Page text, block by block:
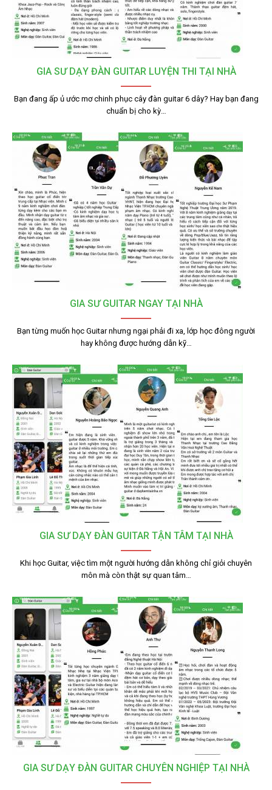
GIA SƯ DẠY ĐÀN GUITAR LUYỆN THI TẠI NHÀ
Bạn đang ấp ủ ước mơ chinh phục cây đàn guitar 6 dây? Hay bạn đang
chuẩn bị cho kỳ…
GIA SƯ GUITAR NGAY TẠI NHÀ
Bạn từng muốn học Guitar nhưng ngại phải đi xa, lớp học đông người
hay không được hướng dẫn kỹ…
GIA SƯ DẠY ĐÀN GUITAR TẬN TÂM TẠI NHÀ
Khi học Guitar, việc tìm một người hướng dẫn không chỉ giỏi chuyên
môn mà còn thật sự quan tâm…
GIA SƯ DẠY ĐÀN GUITAR CHUYÊN NGHIỆP TẠI NHÀ